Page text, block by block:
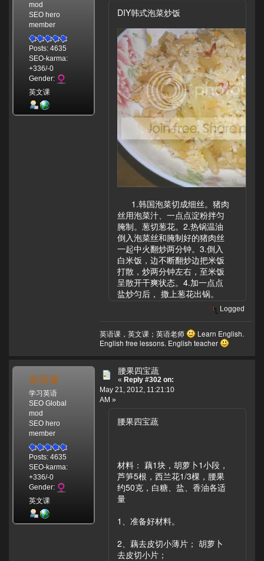
mod
SEO hero
member
Posts: 4635
SEO-karma:
+336/-0
Gender:
英文课
DIY韩式泡菜炒饭
1.韩国泡菜切成细丝。猪肉
丝用泡菜汁、一点点淀粉拌匀
腌制。葱切葱花。2.热锅温油
倒入泡菜丝和腌制好的猪肉丝
一起中火翻炒两分钟。3.倒入
白米饭，边不断翻炒边把米饭
打散，炒两分钟左右，至米饭
呈散开干爽状态。4.加一点点
盐炒匀后， 撒上葱花出锅。
Logged
英语课，英文课；英语老师
Learn English.
English free lessons. English teacher
英语课
学习英语
SEO Global
mod
SEO hero
member
Posts: 4635
SEO-karma:
+336/-0
Gender:
英文课
腰果四宝蔬
« Reply #302 on:
May 21, 2012, 11:21:10
AM »
腰果四宝蔬
材料： 藕1块，胡萝卜1小段，
芦笋5根，西兰花1/3棵，腰果
约50克，白糖、盐、香油各适
量
1、准备好材料。
2、藕去皮切小薄片； 胡萝卜
去皮切小片；